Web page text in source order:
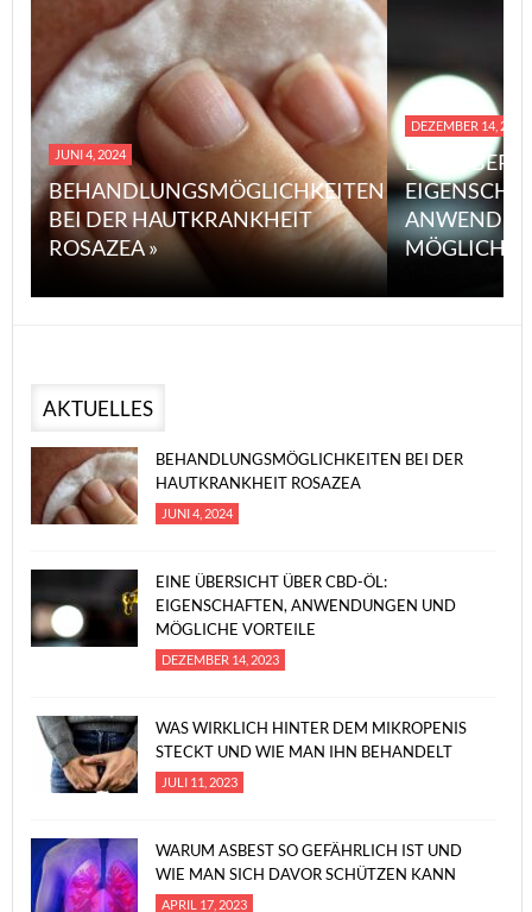
JUNI 4, 2024
BEHANDLUNGSMÖGLICHKEITEN
BEI DER HAUTKRANKHEIT
ROSAZEA »
DEZEMBER 14, 2023
EINE
MÖGLICHE
AKTUELLES
BEHANDLUNGSMÖGLICHKEITEN BEI DER
HAUTKRANKHEIT ROSAZEA
JUNI 4, 2024
EINE ÜBERSICHT ÜBER CBD-ÖL:
EIGENSCHAFTEN, ANWENDUNGEN UND
MÖGLICHE VORTEILE
DEZEMBER 14, 2023
WAS WIRKLICH HINTER DEM MIKROPENIS
STECKT UND WIE MAN IHN BEHANDELT
JULI 11, 2023
WARUM ASBEST SO GEFÄHRLICH IST UND
WIE MAN SICH DAVOR SCHÜTZEN KANN
APRIL 17, 2023